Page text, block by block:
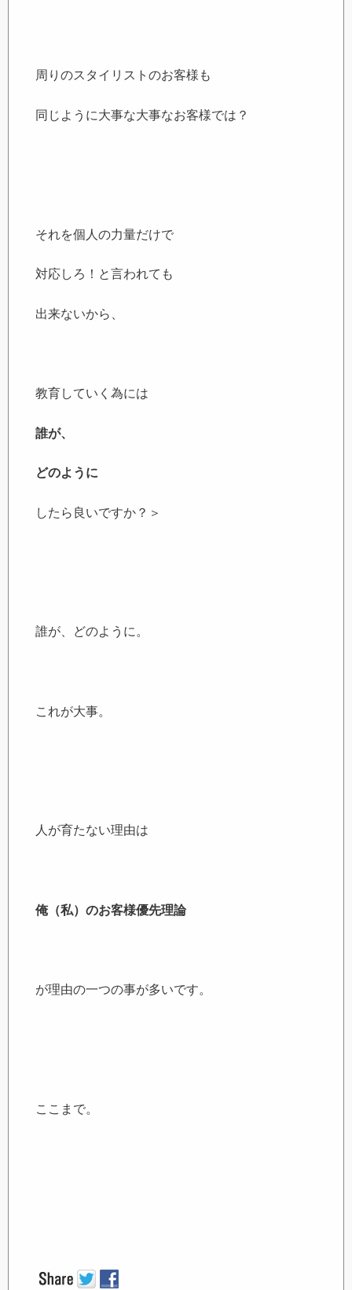
周りのスタイリストのお客様も
同じように大事な大事なお客様では？
それを個人の力量だけで
対応しろ！と言われても
出来ないから、
教育していく為には
誰が、
どのように
したら良いですか？＞
誰が、どのように。
これが大事。
人が育たない理由は
俺（私）のお客様優先理論
が理由の一つの事が多いです。
ここまで。